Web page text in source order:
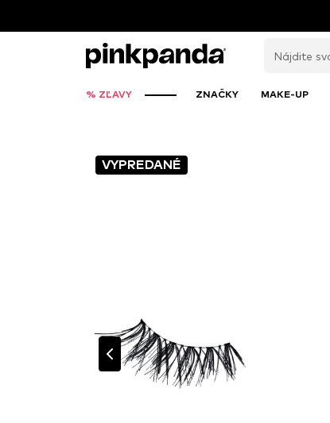
% ZĽAVY ZNAČKY MAKE-UP
VYPREDANÉ